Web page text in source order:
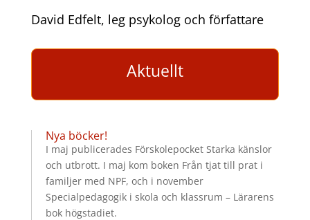
David Edfelt, leg psykolog och författare
Aktuellt
Nya böcker!
I maj publicerades Förskolepocket Starka känslor
och utbrott. I maj kom boken Från tjat till prat i
familjer med NPF, och i november
Specialpedagogik i skola och klassrum – Lärarens
bok högstadiet.